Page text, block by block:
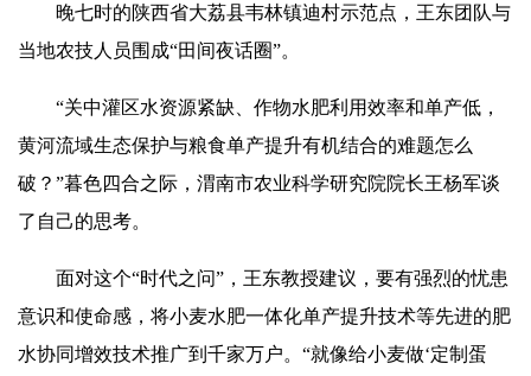
晚七时的陕西省大荔县韦林镇迪村示范点，王东团队与
当地农技人员围成“田间夜话圈”。
“关中灌区水资源紧缺、作物水肥利用效率和单产低，
黄河流域生态保护与粮食单产提升有机结合的难题怎么
破？”暮色四合之际，渭南市农业科学研究院院长王杨军谈
了自己的思考。
面对这个“时代之问”，王东教授建议，要有强烈的忧患
意识和使命感，将小麦水肥一体化单产提升技术等先进的肥
水协同增效技术推广到千家万户。“就像给小麦做‘定制蛋